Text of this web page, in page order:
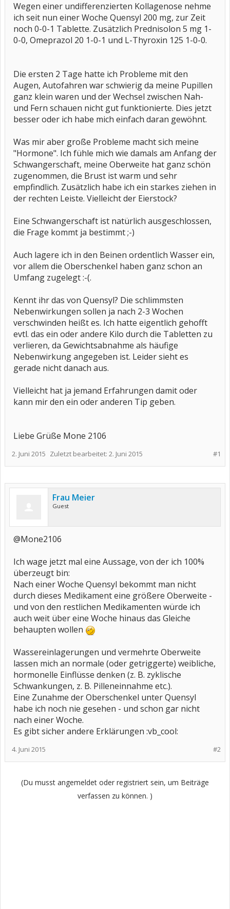
Wegen einer undifferenzierten Kollagenose nehme
ich seit nun einer Woche Quensyl 200 mg, zur Zeit
noch 0-0-1 Tablette. Zusätzlich Prednisolon 5 mg 1-
0-0, Omeprazol 20 1-0-1 und L-Thyroxin 125 1-0-0.
Die ersten 2 Tage hatte ich Probleme mit den
Augen, Autofahren war schwierig da meine Pupillen
ganz klein waren und der Wechsel zwischen Nah-
und Fern schauen nicht gut funktionierte. Dies jetzt
besser oder ich habe mich einfach daran gewöhnt.
Was mir aber große Probleme macht sich meine
"Hormone". Ich fühle mich wie damals am Anfang der
Schwangerschaft, meine Oberweite hat ganz schön
zugenommen, die Brust ist warm und sehr
empfindlich. Zusätzlich habe ich ein starkes ziehen in
der rechten Leiste. Vielleicht der Eierstock?
Eine Schwangerschaft ist natürlich ausgeschlossen,
die Frage kommt ja bestimmt ;-)
Auch lagere ich in den Beinen ordentlich Wasser ein,
vor allem die Oberschenkel haben ganz schon an
Umfang zugelegt :-(.
Kennt ihr das von Quensyl? Die schlimmsten
Nebenwirkungen sollen ja nach 2-3 Wochen
verschwinden heißt es. Ich hatte eigentlich gehofft
evtl. das ein oder andere Kilo durch die Tabletten zu
verlieren, da Gewichtsabnahme als häufige
Nebenwirkung angegeben ist. Leider sieht es
gerade nicht danach aus.
Vielleicht hat ja jemand Erfahrungen damit oder
kann mir den ein oder anderen Tip geben.
Liebe Grüße Mone 2106
#1
2. Juni 2015 Zuletzt bearbeitet: 2. Juni 2015
Frau Meier
Guest
@Mone2106
Ich wage jetzt mal eine Aussage, von der ich 100%
überzeugt bin:
Nach einer Woche Quensyl bekommt man nicht
durch dieses Medikament eine größere Oberweite -
und von den restlichen Medikamenten würde ich
auch weit über eine Woche hinaus das Gleiche
behaupten wollen
Wassereinlagerungen und vermehrte Oberweite
lassen mich an normale (oder getriggerte) weibliche,
hormonelle Einflüsse denken (z. B. zyklische
Schwankungen, z. B. Pilleneinnahme etc.).
Eine Zunahme der Oberschenkel unter Quensyl
habe ich noch nie gesehen - und schon gar nicht
nach einer Woche.
Es gibt sicher andere Erklärungen :vb_cool:
#2
4. Juni 2015
(Du musst angemeldet oder registriert sein, um Beiträge
verfassen zu können. )